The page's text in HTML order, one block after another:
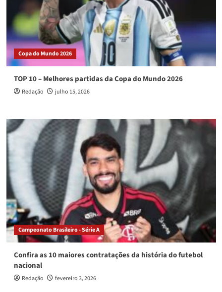
Copa do Mundo 2026
TOP 10 – Melhores partidas da Copa do Mundo 2026
Redação julho 15, 2026
Campeonato Brasileiro - Série A
Confira as 10 maiores contratações da história do futebol
nacional
Redação fevereiro 3, 2026